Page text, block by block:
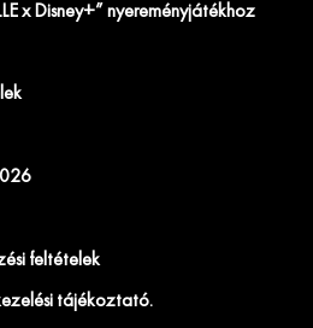
x Disney+” nyereményjátékhoz
feltételek
tájékoztató.